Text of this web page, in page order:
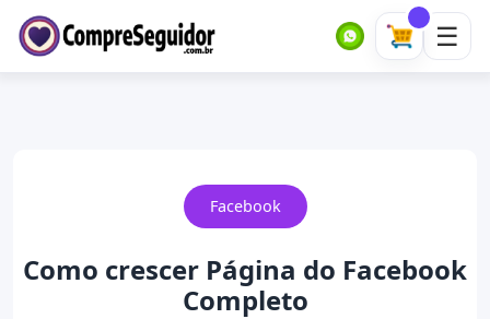
Facebook
Como crescer Página do Facebook
Completo